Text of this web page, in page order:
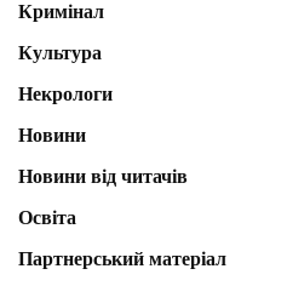
Кримінал
Культура
Некрологи
Новини
Новини від читачів
Освіта
Партнерський матеріал